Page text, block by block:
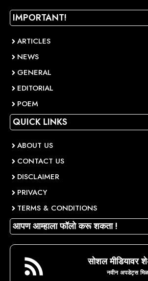
IMPORTANT!
ARTICLES
NEWS
GENERAL
EDITORIAL
POEM
QUICK LINKS
ABOUT US
CONTACT US
DISCLAIMER
PRIVACY
TERMS & CONDITIONS
आपण आम्हाला फॉलो करू शकता !
सोशल मीडियावर
नवीन अपडेट्स